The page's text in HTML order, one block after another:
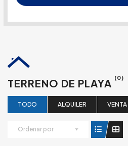
TERRENO DE PLAYA (0)
TODO ALQUILER VENTA
Ordenar por